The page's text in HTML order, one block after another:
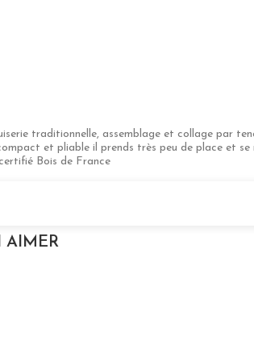
traditionnelle, assemblage et collage par
et pliable il prends très peu de place et
Bois de France
AIMER